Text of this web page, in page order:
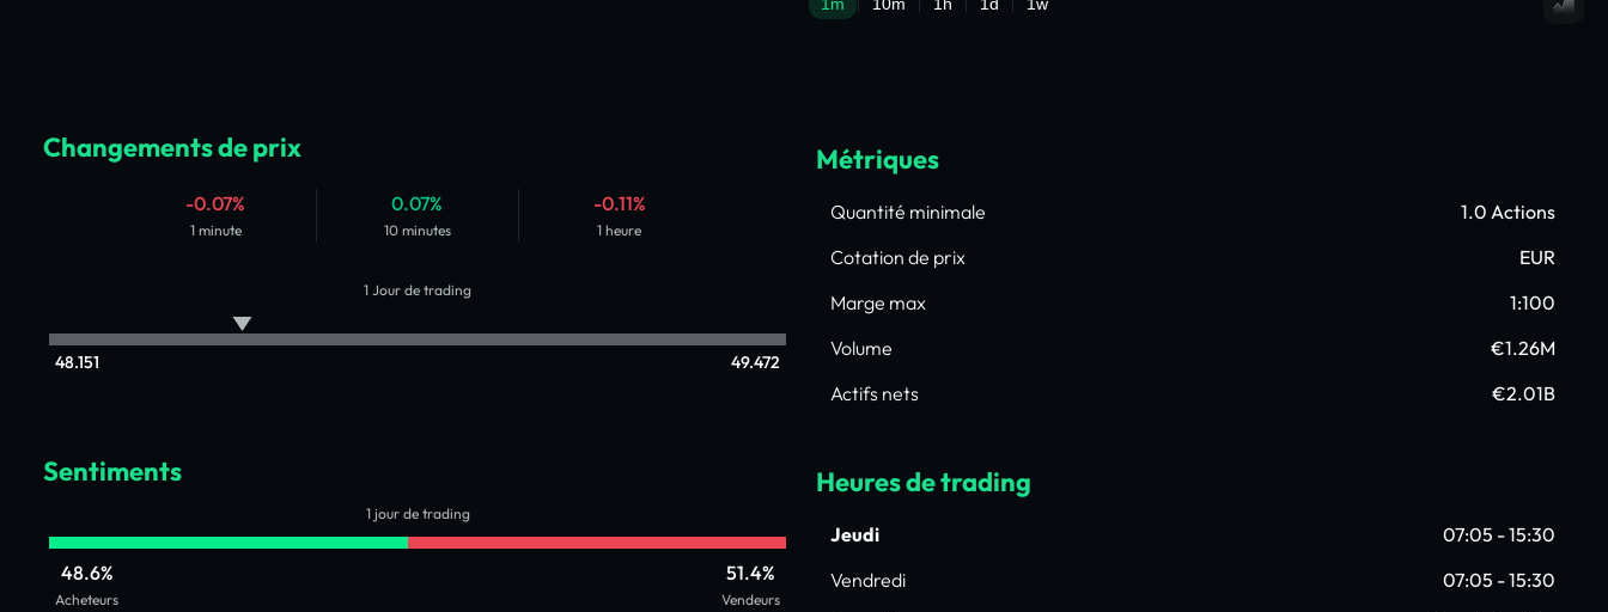
Changements de prix
-0.07%
1 minute
0.07%
10 minutes
-0.11%
1 heure
1 Jour de trading
48.151 49.472
Sentiments
1 jour de trading
48.6%
Acheteurs
51.4%
Vendeurs
Métriques
Quantité minimale
1.0 Actions
Cotation de prix
EUR
Marge max
1:100
Volume
€1.26M
Actifs nets
€2.01B
Heures de trading
Jeudi
07:05 - 15:30
Vendredi
07:05 - 15:30